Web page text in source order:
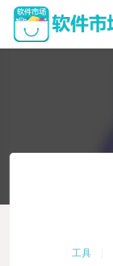
工具